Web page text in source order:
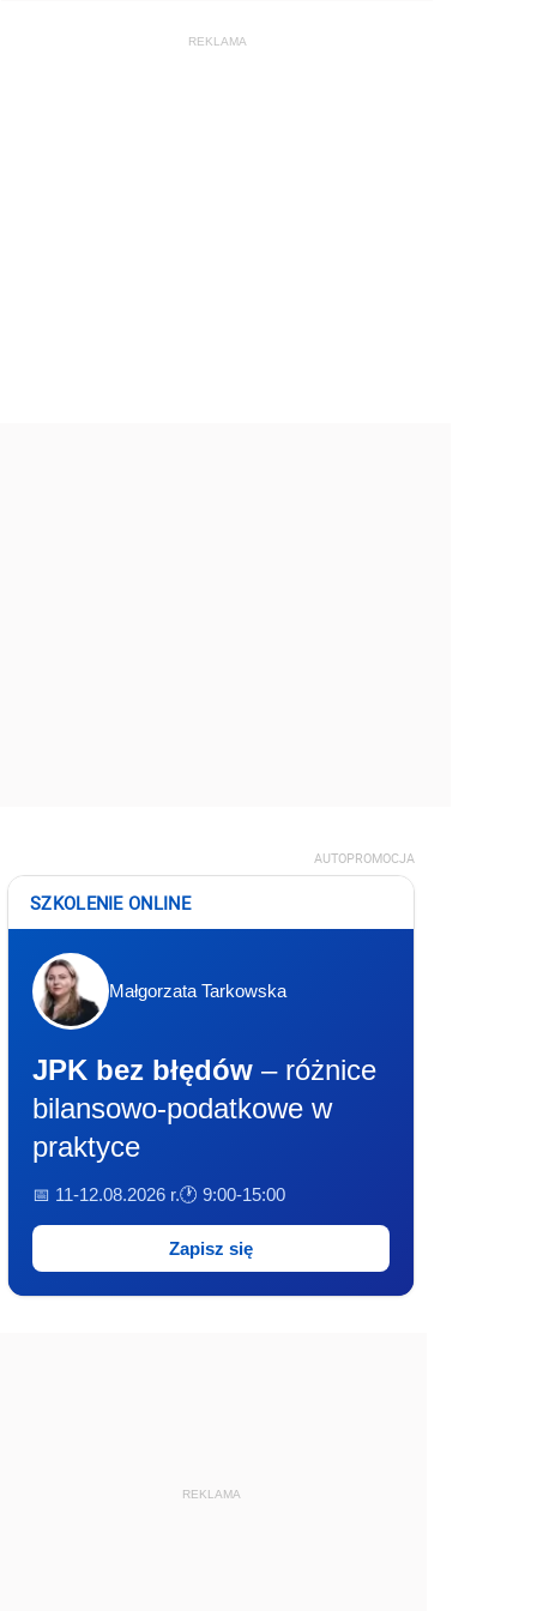
AUTOPROMOCJA
SZKOLENIE ONLINE
Małgorzata Tarkowska
JPK bez błędów – różnice
bilansowo-podatkowe w
praktyce
📅 11-12.08.2026 r.🕐 9:00-15:00
Zapisz się
REKLAMA